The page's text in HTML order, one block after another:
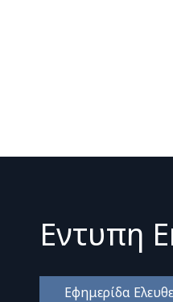
Εντυπη
Εφημερίδα